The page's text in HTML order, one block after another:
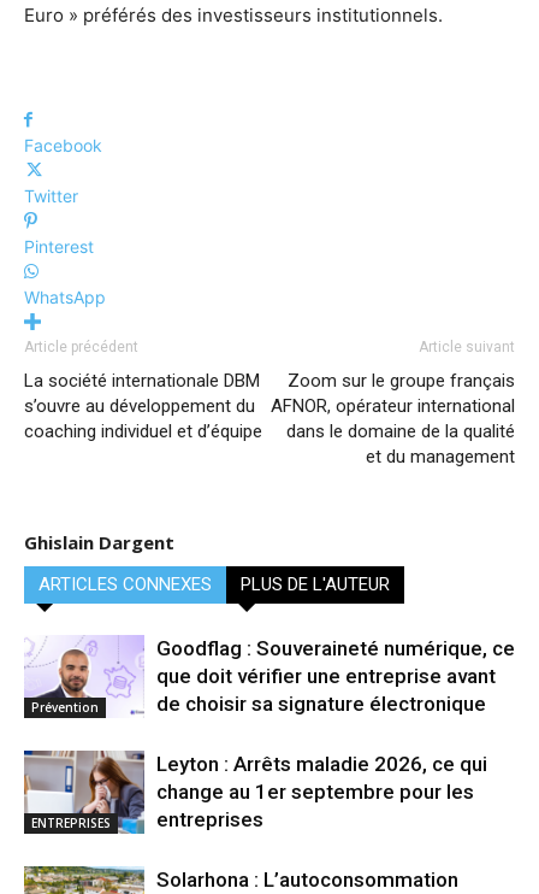
Euro » préférés des investisseurs institutionnels.
Facebook
Twitter
Pinterest
WhatsApp
Article précédent
La société internationale DBM
s’ouvre au développement du
coaching individuel et d’équipe
Article suivant
Zoom sur le groupe français
AFNOR, opérateur international
dans le domaine de la qualité
et du management
Ghislain Dargent
ARTICLES CONNEXES PLUS DE L'AUTEUR
Prévention
Goodflag : Souveraineté numérique, ce
que doit vérifier une entreprise avant
de choisir sa signature électronique
ENTREPRISES
Leyton : Arrêts maladie 2026, ce qui
change au 1er septembre pour les
entreprises
Solarhona : L’autoconsommation